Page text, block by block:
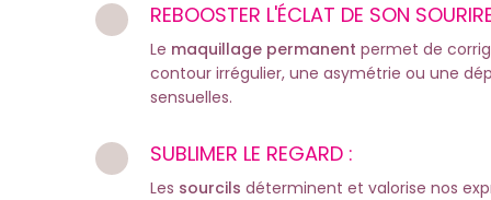
REBOOSTER L'ÉCLAT DE SON
Le maquillage permanent permet de
contour irrégulier, une asymétrie ou une
sensuelles.
SUBLIMER LE REGARD :
Les sourcils déterminent et valorise nos